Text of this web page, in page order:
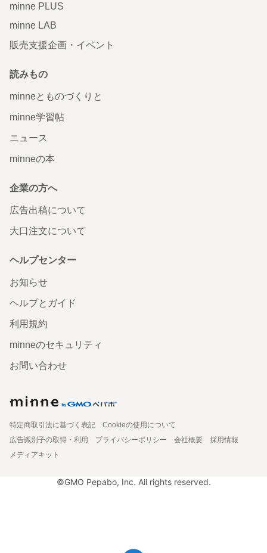
minne PLUS
minne LAB
販売支援企画・イベント
読みもの
minneとものづくりと
minne学習帖
ニュース
minneの本
企業の方へ
広告出稿について
大口注文について
ヘルプセンター
お知らせ
ヘルプとガイド
利用規約
minneのセキュリティ
お問い合わせ
特定商取引法に基づく表記
Cookieの使用について
広告識別子の取得・利用
プライバシーポリシー 会社概要
採用情報
メディアキット
©GMO Pepabo, Inc. All rights reserved.